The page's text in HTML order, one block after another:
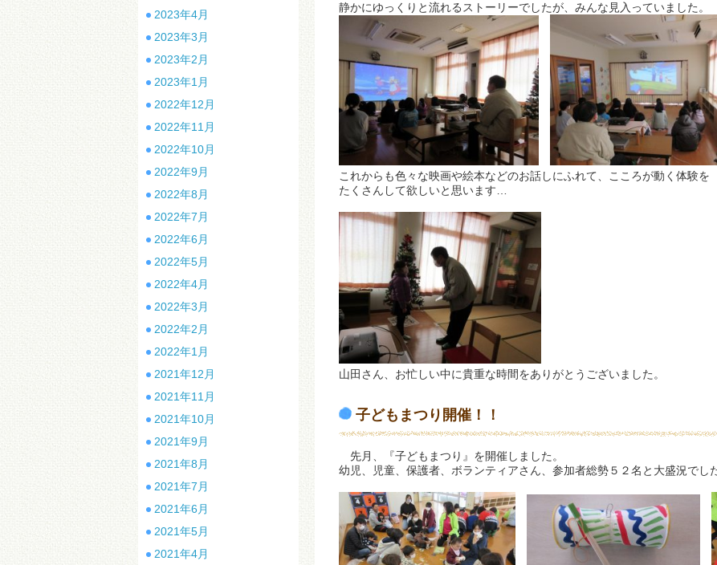
静かにゆっくりと流れるストーリーでしたが、みんな見入っていました。
これからも色々な映画や絵本などのお話しにふれて、こころが動く体験を
たくさんして欲しいと思います…
山田さん、お忙しい中に貴重な時間をありがとうございました。
子どもまつり開催！！
先月、『子どもまつり』を開催しました。
幼児、児童、保護者、ボランティアさん、参加者総勢５２名と大盛況でし
2023年4月
2023年3月
2023年2月
2023年1月
2022年12月
2022年11月
2022年10月
2022年9月
2022年8月
2022年7月
2022年6月
2022年5月
2022年4月
2022年3月
2022年2月
2022年1月
2021年12月
2021年11月
2021年10月
2021年9月
2021年8月
2021年7月
2021年6月
2021年5月
2021年4月